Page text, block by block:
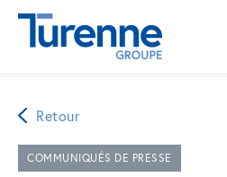
Retour
COMMUNIQUÉS DE PRESSE